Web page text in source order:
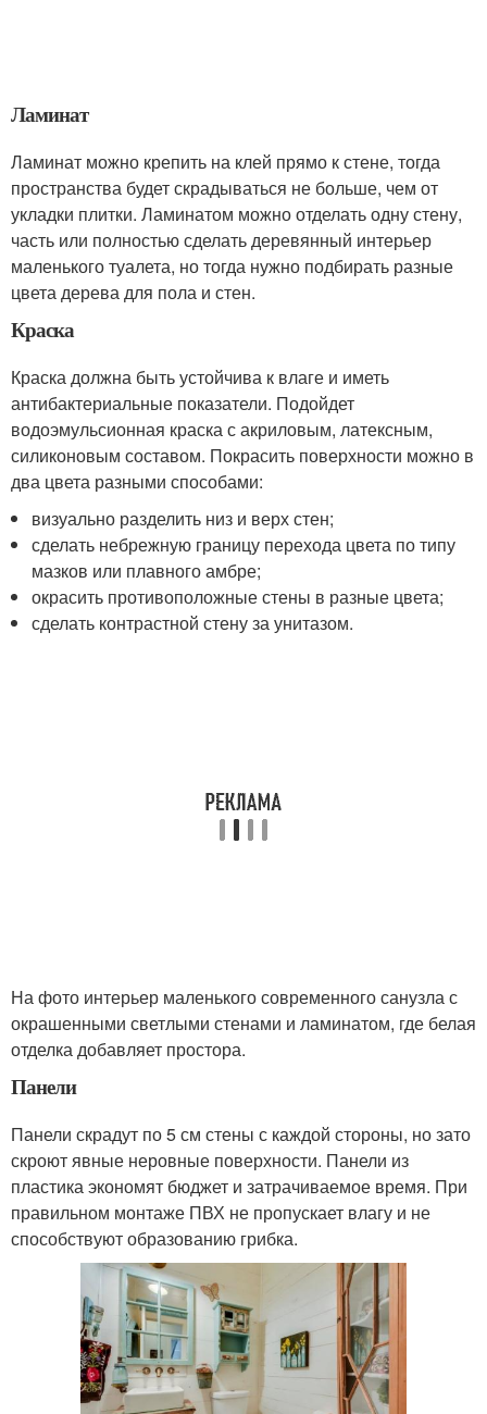
Ламинат
Ламинат можно крепить на клей прямо к стене, тогда
пространства будет скрадываться не больше, чем от
укладки плитки. Ламинатом можно отделать одну стену,
часть или полностью сделать деревянный интерьер
маленького туалета, но тогда нужно подбирать разные
цвета дерева для пола и стен.
Краска
Краска должна быть устойчива к влаге и иметь
антибактериальные показатели. Подойдет
водоэмульсионная краска с акриловым, латексным,
силиконовым составом. Покрасить поверхности можно в
два цвета разными способами:
визуально разделить низ и верх стен;
сделать небрежную границу перехода цвета по типу
мазков или плавного амбре;
окрасить противоположные стены в разные цвета;
сделать контрастной стену за унитазом.
На фото интерьер маленького современного санузла с
окрашенными светлыми стенами и ламинатом, где белая
отделка добавляет простора.
Панели
Панели скрадут по 5 см стены с каждой стороны, но зато
скроют явные неровные поверхности. Панели из
пластика экономят бюджет и затрачиваемое время. При
правильном монтаже ПВХ не пропускает влагу и не
способствуют образованию грибка.